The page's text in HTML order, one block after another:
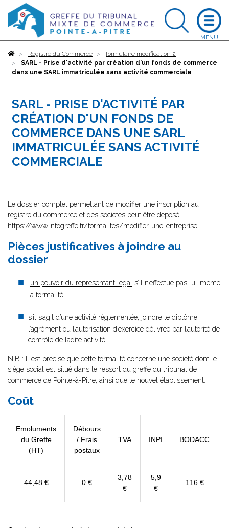
AccueilRegistre du Commerce
formulaire modification 2
SARL - Prise d'activité par création d'un fonds de commerce
dans une SARL immatriculée sans activité commerciale
SARL - PRISE D'ACTIVITÉ PAR
CRÉATION D'UN FONDS DE
COMMERCE DANS UNE SARL
IMMATRICULÉE SANS ACTIVITÉ
COMMERCIALE
Le dossier complet permettant de modifier une inscription au
registre du commerce et des sociétés peut être déposé
https://www.infogreffe.fr/formalites/modifier-une-entreprise
Pièces justificatives à joindre au
dossier
un pouvoir du représentant légal s’il n’effectue pas lui-même
la formalité
s’il s’agit d’une activité réglementée, joindre le diplôme,
l’agrément ou l’autorisation d’exercice délivrée par l’autorité de
contrôle de ladite activité.
N.B : Il est précisé que cette formalité concerne une société dont le
siège social est situé dans le ressort du greffe du tribunal de
commerce de Pointe-à-Pitre, ainsi que le nouvel établissement.
Coût
Emoluments
du Greffe
(HT)
Débours
/ Frais
postaux
TVA INPI BODACC
44,48 € 0 €
3,78
€
5,9
€
116 €